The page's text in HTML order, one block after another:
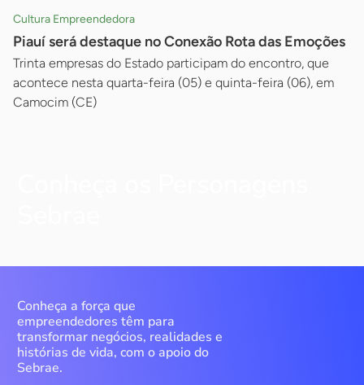
Cultura Empreendedora
Piauí será destaque no Conexão Rota das Emoções
Trinta empresas do Estado participam do encontro, que
acontece nesta quarta-feira (05) e quinta-feira (06), em
Camocim (CE)
Conheça a força que
empreendedores têm para
transformar negócios, realidades e
histórias de vida, com o apoio do
Sebrae.